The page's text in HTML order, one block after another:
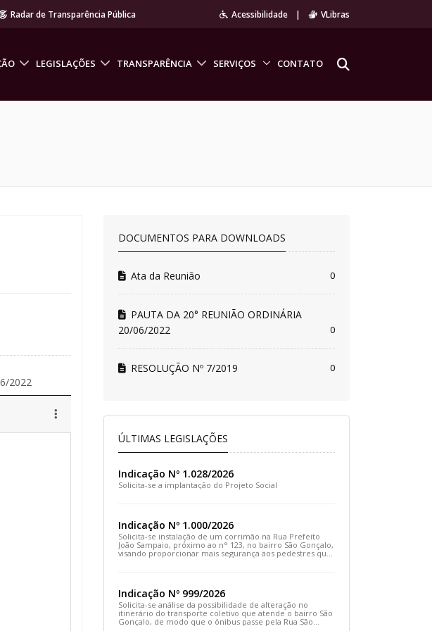
Radar de Transparência Pública Acessibilidade | VLibras
LEGISLAÇÕES TRANSPARÊNCIA SERVIÇOS CONTATO
2022
DOCUMENTOS PARA DOWNLOADS
Ata da Reunião 0
PAUTA DA 20° REUNIÃO ORDINÁRIA
20/06/2022
0
RESOLUÇÃO Nº 7/2019 0
ÚLTIMAS LEGISLAÇÕES
Indicação Nº 1.028/2026
Solicita-se a implantação do Projeto Social
Indicação Nº 1.000/2026
Solicita-se instalação de um corrimão na Rua Prefeito
João Sampaio, próximo ao n° 123, no bairro São Gonçalo,
visando proporcionar mais segurança aos pedestres que
Indicação Nº 999/2026
Solicita-se análise da possibilidade de alteração no
itinerário do transporte coletivo que atende o bairro São
Gonçalo, de modo que o ônibus passe pela Rua São